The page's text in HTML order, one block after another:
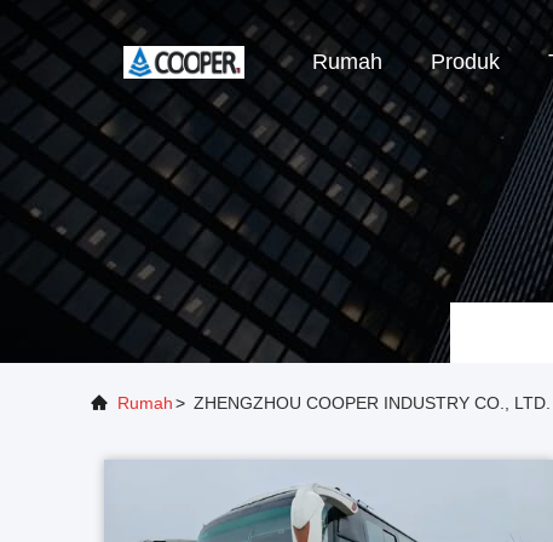
Rumah Produk
Rumah> ZHENGZHOU COOPER INDUSTRY CO.,